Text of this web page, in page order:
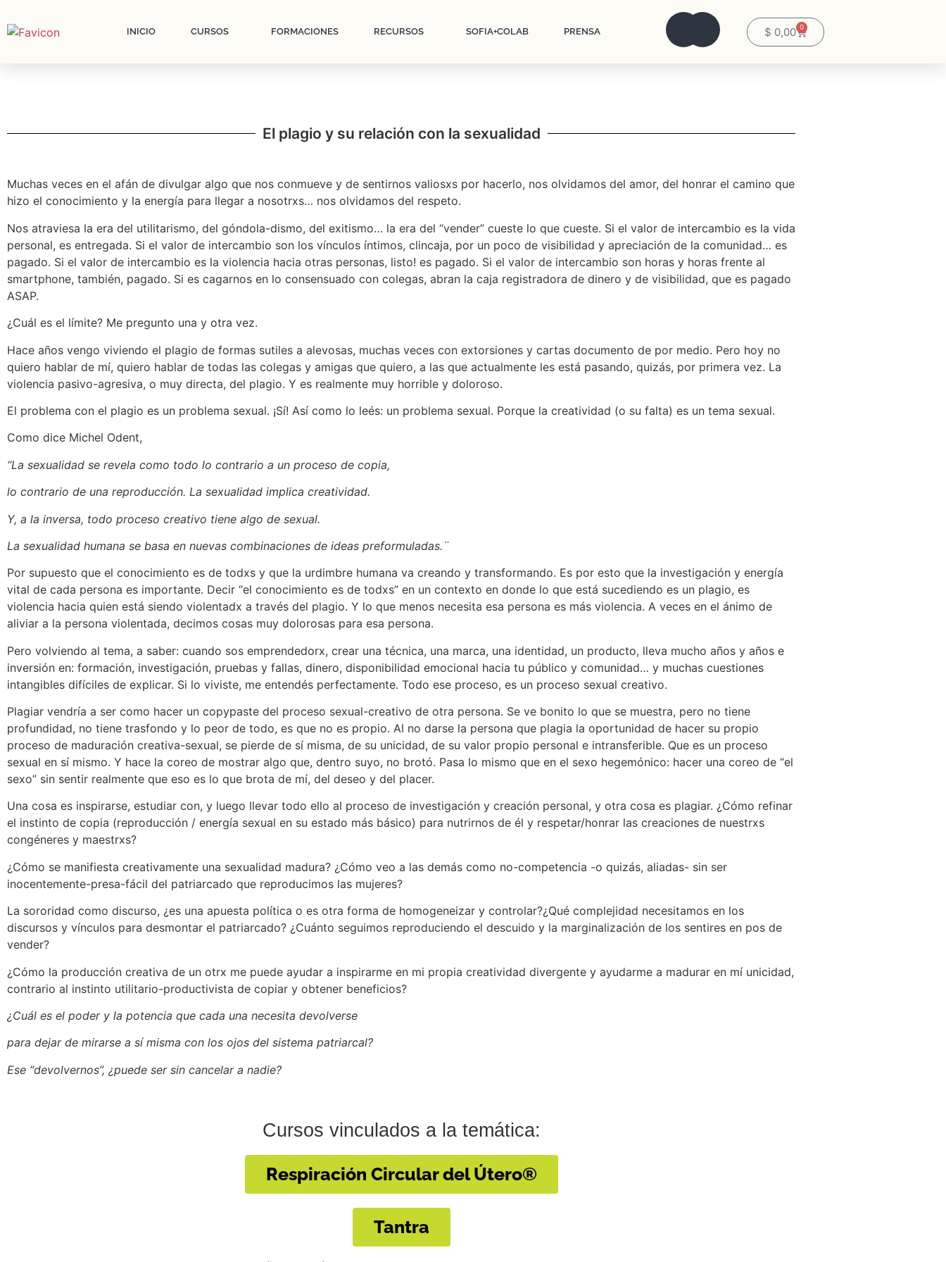
INICIO CURSOS FORMACIONES RECURSOS SOFIA+COLAB PRENSA $ 0,00 0
El plagio y su relación con la sexualidad
Muchas veces en el afán de divulgar algo que nos conmueve y de sentirnos valiosxs por hacerlo, nos olvidamos del amor, del honrar el camino que
hizo el conocimiento y la energía para llegar a nosotrxs… nos olvidamos del respeto.
Nos atraviesa la era del utilitarismo, del góndola-dismo, del exitismo… la era del “vender” cueste lo que cueste. Si el valor de intercambio es la vida
personal, es entregada. Si el valor de intercambio son los vínculos íntimos, clincaja, por un poco de visibilidad y apreciación de la comunidad… es
pagado. Si el valor de intercambio es la violencia hacia otras personas, listo! es pagado. Si el valor de intercambio son horas y horas frente al
smartphone, también, pagado. Si es cagarnos en lo consensuado con colegas, abran la caja registradora de dinero y de visibilidad, que es pagado
ASAP.
¿Cuál es el límite? Me pregunto una y otra vez.
Hace años vengo viviendo el plagio de formas sutiles a alevosas, muchas veces con extorsiones y cartas documento de por medio. Pero hoy no
quiero hablar de mí, quiero hablar de todas las colegas y amigas que quiero, a las que actualmente les está pasando, quizás, por primera vez. La
violencia pasivo-agresiva, o muy directa, del plagio. Y es realmente muy horrible y doloroso.
El problema con el plagio es un problema sexual. ¡Sí! Así como lo leés: un problema sexual. Porque la creatividad (o su falta) es un tema sexual.
Como dice Michel Odent,
“La sexualidad se revela como todo lo contrario a un proceso de copia,
lo contrario de una reproducción. La sexualidad implica creatividad.
Y, a la inversa, todo proceso creativo tiene algo de sexual.
La sexualidad humana se basa en nuevas combinaciones de ideas preformuladas.¨
Por supuesto que el conocimiento es de todxs y que la urdimbre humana va creando y transformando. Es por esto que la investigación y energía
vital de cada persona es importante. Decir “el conocimiento es de todxs” en un contexto en donde lo que está sucediendo es un plagio, es
violencia hacia quien está siendo violentadx a través del plagio. Y lo que menos necesita esa persona es más violencia. A veces en el ánimo de
aliviar a la persona violentada, decimos cosas muy dolorosas para esa persona.
Pero volviendo al tema, a saber: cuando sos emprendedorx, crear una técnica, una marca, una identidad, un producto, lleva mucho años y años e
inversión en: formación, investigación, pruebas y fallas, dinero, disponibilidad emocional hacia tu público y comunidad… y muchas cuestiones
intangibles difíciles de explicar. Si lo viviste, me entendés perfectamente. Todo ese proceso, es un proceso sexual creativo.
Plagiar vendría a ser como hacer un copypaste del proceso sexual-creativo de otra persona. Se ve bonito lo que se muestra, pero no tiene
profundidad, no tiene trasfondo y lo peor de todo, es que no es propio. Al no darse la persona que plagia la oportunidad de hacer su propio
proceso de maduración creativa-sexual, se pierde de sí misma, de su unicidad, de su valor propio personal e intransferible. Que es un proceso
sexual en sí mismo. Y hace la coreo de mostrar algo que, dentro suyo, no brotó. Pasa lo mismo que en el sexo hegemónico: hacer una coreo de “el
sexo” sin sentir realmente que eso es lo que brota de mí, del deseo y del placer.
Una cosa es inspirarse, estudiar con, y luego llevar todo ello al proceso de investigación y creación personal, y otra cosa es plagiar. ¿Cómo refinar
el instinto de copia (reproducción / energía sexual en su estado más básico) para nutrirnos de él y respetar/honrar las creaciones de nuestrxs
congéneres y maestrxs?
¿Cómo se manifiesta creativamente una sexualidad madura? ¿Cómo veo a las demás como no-competencia -o quizás, aliadas- sin ser
inocentemente-presa-fácil del patriarcado que reproducimos las mujeres?
La sororidad como discurso, ¿es una apuesta política o es otra forma de homogeneizar y controlar?¿Qué complejidad necesitamos en los
discursos y vínculos para desmontar el patriarcado? ¿Cuánto seguimos reproduciendo el descuido y la marginalización de los sentires en pos de
vender?
¿Cómo la producción creativa de un otrx me puede ayudar a inspirarme en mi propia creatividad divergente y ayudarme a madurar en mí unicidad,
contrario al instinto utilitario-productivista de copiar y obtener beneficios?
¿Cuál es el poder y la potencia que cada una necesita devolverse
para dejar de mirarse a sí misma con los ojos del sistema patriarcal?
Ese “devolvernos”, ¿puede ser sin cancelar a nadie?
Cursos vinculados a la temática:
Respiración Circular del Útero®
Tantra